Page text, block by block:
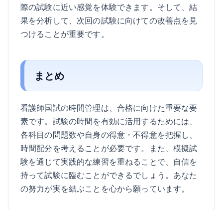
際の試験に近い感覚を体験できます。そして、結
果を分析して、次回の試験に向けての改善点を見
つけることが重要です。
まとめ
看護師国試の時間管理は、合格に向けた重要な要
素です。試験の時間を有効に活用するためには、
各科目の問題数や自身の得意・不得意を把握し、
時間配分を考えることが必要です。また、模擬試
験を通じて実践的な練習を重ねることで、自信を
持って試験に臨むことができるでしょう。あなた
の努力が実を結ぶことを心から願っています。